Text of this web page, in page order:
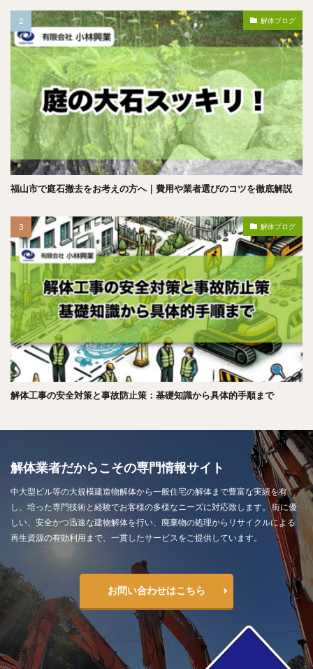
解体ブログ
福山市で庭石撤去をお考えの方へ｜費用や業者選びのコツを徹底解説
解体ブログ
解体工事の安全対策と事故防止策：基礎知識から具体的手順まで
解体業者だからこその専門情報サイト
中大型ビル等の大規模建造物解体から一般住宅の解体まで豊富な実績を有
し、培った専門技術と経験でお客様の多様なニーズに対応致します。 街に優
しい、安全かつ迅速な建物解体を行い、廃棄物の処理からリサイクルによる
再生資源の有効利用まで、一貫したサービスをご提供しています。
お問い合わせはこちら